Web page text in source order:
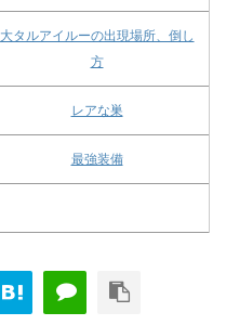
大タルアイルーの出現場所、倒し
方
レアな巣
最強装備